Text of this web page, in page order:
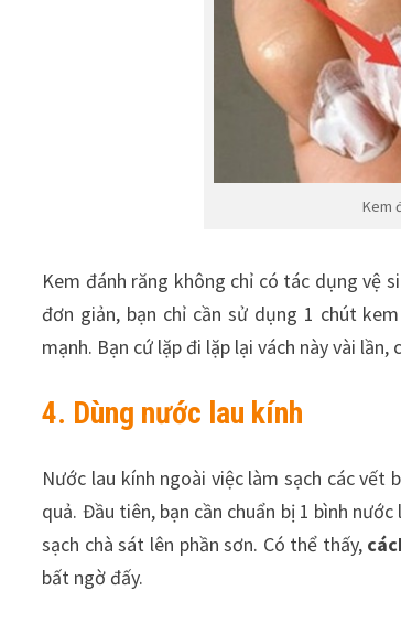
Kem
Kem đánh răng không chỉ có tác dụng vệ
đơn giản, bạn chỉ cần sử dụng 1 chút
mạnh. Bạn cứ lặp đi lặp lại vách này vài
4. Dùng nước lau kính
Nước lau kính ngoài việc làm sạch các
quả. Đầu tiên, bạn cần chuẩn bị 1 bình
sạch chà sát lên phần sơn. Có thể thấy,
bất ngờ đấy.